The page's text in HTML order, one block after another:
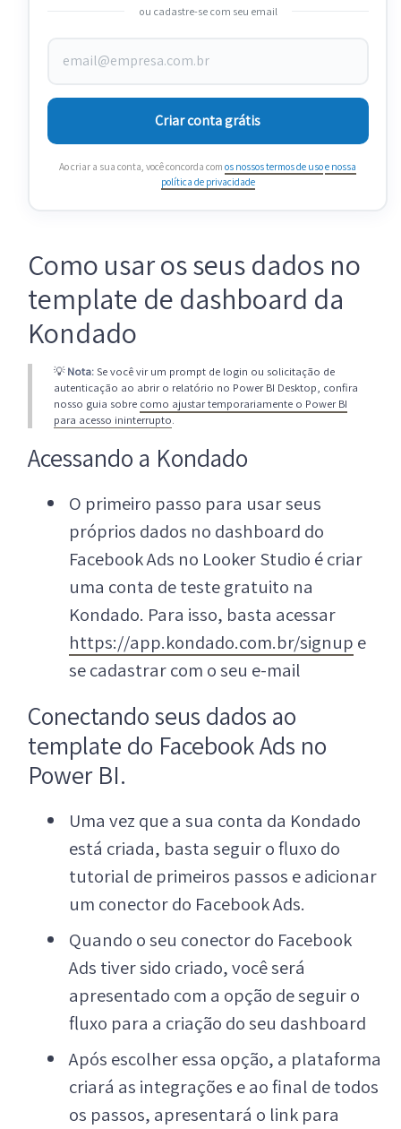
ou cadastre-se com seu email
Criar conta grátis
Ao criar a sua conta, você concorda com os nossos termos de usoe nossa
política de privacidade
Como usar os seus dados no
template de dashboard da
Kondado
💡Nota:Se você vir um prompt de login ou solicitação de
autenticação ao abrir o relatório no Power BI Desktop, confira
nosso guia sobre como ajustar temporariamente o Power BI
para acesso ininterrupto.
Acessando a Kondado
O primeiro passo para usar seus
próprios dados no dashboard do
Facebook Ads no Looker Studio é criar
uma conta de teste gratuito na
Kondado. Para isso, basta acessar
https://app.kondado.com.br/signup e
se cadastrar com o seu e-mail
Conectando seus dados ao
template do Facebook Ads no
Power BI.
Uma vez que a sua conta da Kondado
está criada, basta seguir o fluxo do
tutorial de primeiros passos e adicionar
um conector do Facebook Ads.
Quando o seu conector do Facebook
Ads tiver sido criado, você será
apresentado com a opção de seguir o
fluxo para a criação do seu dashboard
Após escolher essa opção, a plataforma
criará as integrações e ao final de todos
os passos, apresentará o link para